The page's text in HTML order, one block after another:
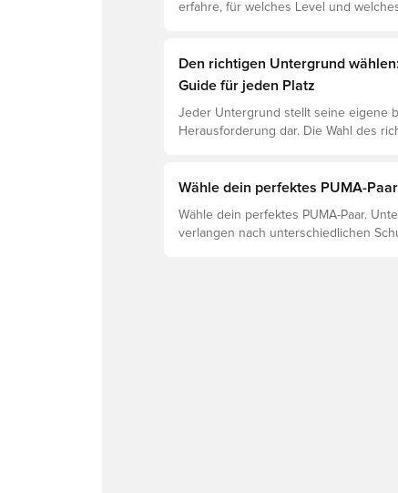
erfahre, für welches Level und
Den richtigen Untergrund
Guide für jeden Platz
Jeder Untergrund stellt seine eigene
Herausforderung dar. Die Wahl des
Lies weiter, um herauszufinden,
Wähle dein perfektes PUMA-Paar
Wähle dein perfektes PUMA-Paar.
verlangen nach unterschiedlichen